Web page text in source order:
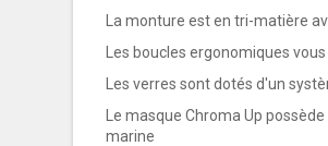
La monture est en tri-matière
Les boucles ergonomiques
Les verres sont dotés d'un
Le masque Chroma Up
marine